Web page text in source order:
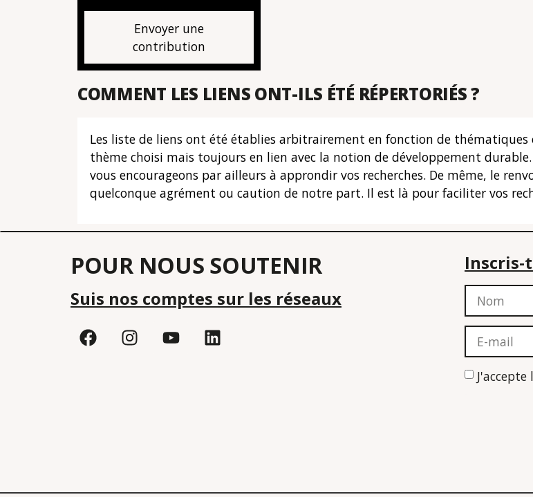
Envoyer une
contribution
COMMENT LES LIENS ONT-ILS ÉTÉ RÉPERTORIÉS ?
Les liste de liens ont été établies arbitrairement en fonction de
thème choisi mais toujours en lien avec la notion de développement
vous encourageons par ailleurs à approndir vos recherches. De même, le
quelconque agrément ou caution de notre part. Il est là pour faciliter vos
POUR NOUS SOUTENIR
Suis nos comptes sur les réseaux